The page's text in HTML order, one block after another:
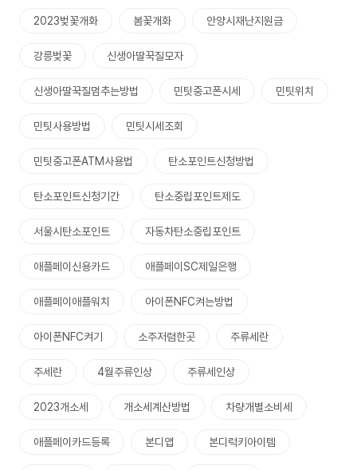
2023벚꽃개화 봄꽃개화 안양시재난지원금
강릉벚꽃 신생아딸꾹질모자
신생아딸꾹질멈추는방법 민팃중고폰시세 민팃위치
민팃사용방법 민팃시세조회
민팃중고폰ATM사용법 탄소포인트신청방법
탄소포인트신청기간 탄소중립포인트제도
서울시탄소포인트 자동차탄소중립포인트
애플페이신용카드 애플페이SC제일은행
애플페이애플워치 아이폰NFC켜는방법
아이폰NFC켜기 소주저렴한곳 주류세란
주세란 4월주류인상 주류세인상
2023개소세 개소세계산방법 차량개별소비세
애플페이카드등록 본디앱 본디럭키아이템